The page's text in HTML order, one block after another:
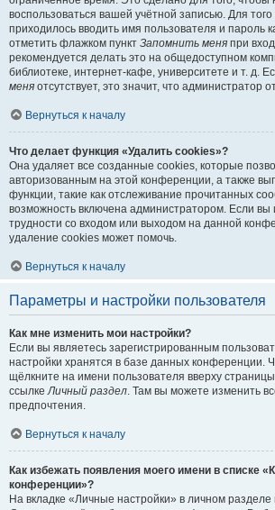
воспользоваться вашей учётной записью. Для
приходилось вводить имя пользователя и пароль
отметить флажком пункт Запомнить меня при
рекомендуется делать это на общедоступном
библиотеке, интернет-кафе, университете и т. д.
меня отсутствует, это значит, что администратор
Вернуться к началу
Что делает функция «Удалить cookies»?
Она удаляет все созданные cookies, которые
авторизованным на этой конференции, а также
функции, такие как отслеживание прочитанных
возможность включена администратором. Если вы
трудности со входом или выходом на данной
удаление cookies может помочь.
Вернуться к началу
Параметры и настройки пользователя
Как мне изменить мои настройки?
Если вы являетесь зарегистрированным
настройки хранятся в базе данных конференции.
щёлкните на имени пользователя вверху
ссылкеЛичный раздел. Там вы можете изменить
предпочтения.
Вернуться к началу
Как избежать появления моего имени в списке
конференции»?
На вкладке «Личные настройки» в личном